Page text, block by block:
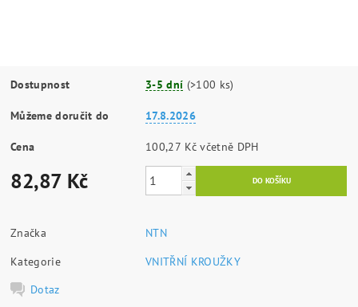
Dostupnost 3-5 dní (>100 ks)
Můžeme doručit do 17.8.2026
Cena 100,27 Kč včetně DPH
82,87 Kč
Značka
NTN
Kategorie
VNITŘNÍ KROUŽKY
Dotaz